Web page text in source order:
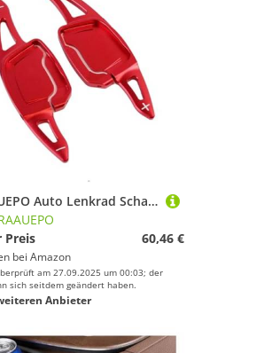
NRAAUEPO Auto Lenkrad Schaltwippen für Audi A4 S4 B9 Facelift 2020-2023 Auto Lenkrad Schaltwippen Extensions Abdeckung 2 stücke Aluminium Teile
Preis
60,46 €
bei Amazon
am 27.09.2025 um 00:03; der
sich seitdem geändert haben.
Anbieter